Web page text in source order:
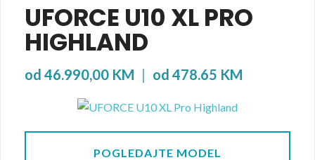
UFORCE U10 XL PRO
HIGHLAND
od 46.990,00 KM | od 478.65 KM
POGLEDAJTE MODEL